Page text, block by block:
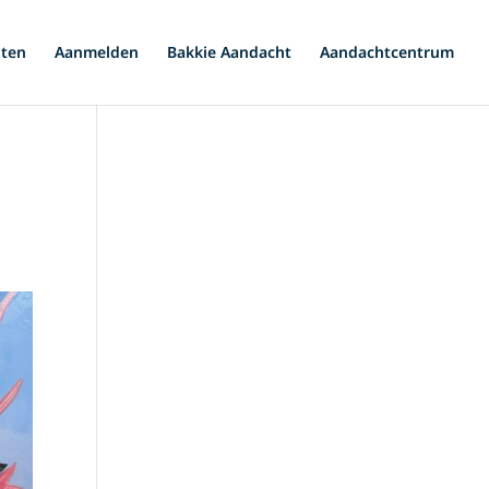
Aanmelden Bakkie Aandacht Aandachtcentrum